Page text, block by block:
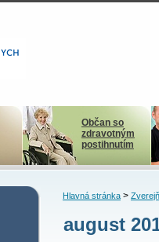
Občan so
zdravotným
postihnutím
Hlavná stránka>
august